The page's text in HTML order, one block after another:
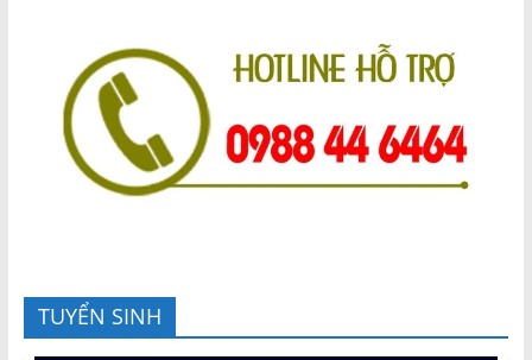
TUYỂN SINH